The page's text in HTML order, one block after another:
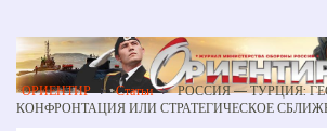
ОРИЕНТИР > Статьи > РОССИЯ — ­ТУРЦИЯ:
КОНФРОНТАЦИЯ ИЛИ СТРАТЕГИЧЕСКОЕ